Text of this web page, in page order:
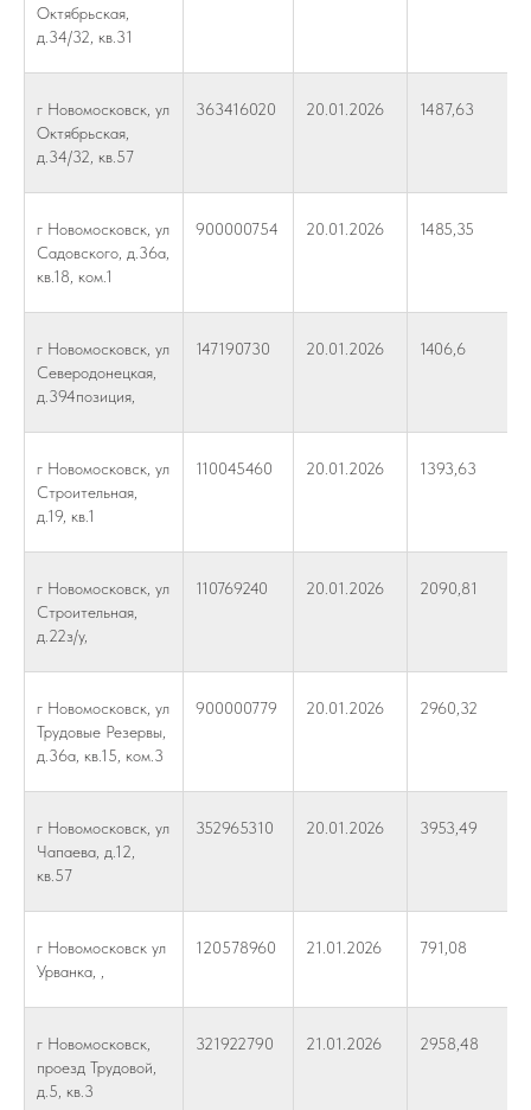
Октябрьская,
д.34/32, кв.31
г Новомосковск, ул
Октябрьская,
д.34/32, кв.57
363416020 20.01.2026 1487,63
г Новомосковск, ул
Садовского, д.36а,
кв.18, ком.1
900000754 20.01.2026 1485,35
г Новомосковск, ул
Северодонецкая,
д.394позиция,
147190730 20.01.2026 1406,6
г Новомосковск, ул
Строительная,
д.19, кв.1
110045460 20.01.2026 1393,63
г Новомосковск, ул
Строительная,
д.22з/у,
110769240 20.01.2026 2090,81
г Новомосковск, ул
Трудовые Резервы,
д.36а, кв.15, ком.3
900000779 20.01.2026 2960,32
г Новомосковск, ул
Чапаева, д.12,
кв.57
352965310 20.01.2026 3953,49
г Новомосковск ул
Урванка, ,
120578960 21.01.2026 791,08
г Новомосковск,
проезд Трудовой,
д.5, кв.3
321922790 21.01.2026 2958,48